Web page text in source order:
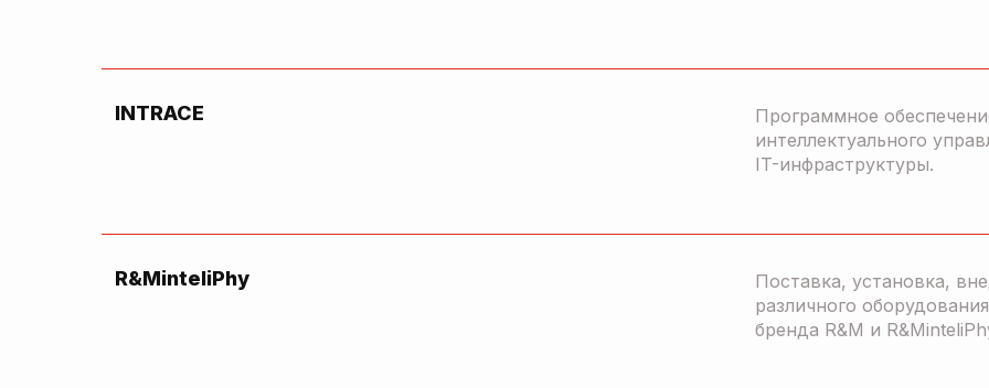
INTRACE
Программное
интеллектуального
IT-инфраструктуры.
R&MinteliPhy
Поставка, установка,
различного
бренда R&M и